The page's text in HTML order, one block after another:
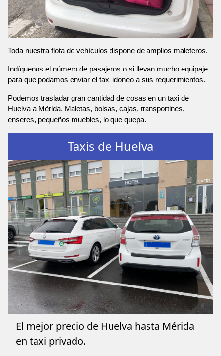
Toda nuestra flota de vehículos dispone de amplios maleteros.
Indíquenos el número de pasajeros o si llevan mucho equipaje
para que podamos enviar el taxi idoneo a sus requerimientos.
Podemos trasladar gran cantidad de cosas en un taxi de
Huelva a Mérida. Maletas, bolsas, cajas, transportines,
enseres, pequeños muebles, lo que quepa.
Taxis de Huelva
El mejor precio de Huelva hasta Mérida
en taxi privado.